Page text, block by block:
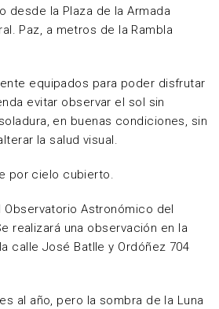
desde la Plaza de la Armada
Paz, a metros de la Rambla
equipados para poder disfrutar
evitar observar el sol sin
en buenas condiciones, sin
la salud visual.
por cielo cubierto.
Astronómico del
realizará una observación en la
calle José Batlle y Ordóñez 704
al año, pero la sombra de la Luna